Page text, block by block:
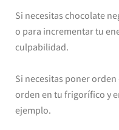
Si necesitas chocolate
o para incrementar tu
culpabilidad.
Si necesitas poner
orden en tu frigorífico y
ejemplo.